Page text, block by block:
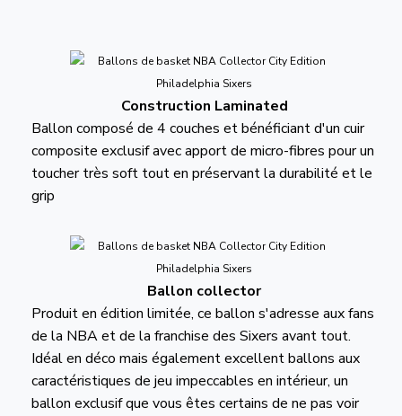
Construction Laminated
Ballon composé de 4 couches et bénéficiant d'un cuir
composite exclusif avec apport de micro-fibres pour un
toucher très soft tout en préservant la durabilité et le
grip
Ballon collector
Produit en édition limitée, ce ballon s'adresse aux fans
de la NBA et de la franchise des Sixers avant tout.
Idéal en déco mais également excellent ballons aux
caractéristiques de jeu impeccables en intérieur, un
ballon exclusif que vous êtes certains de ne pas voir